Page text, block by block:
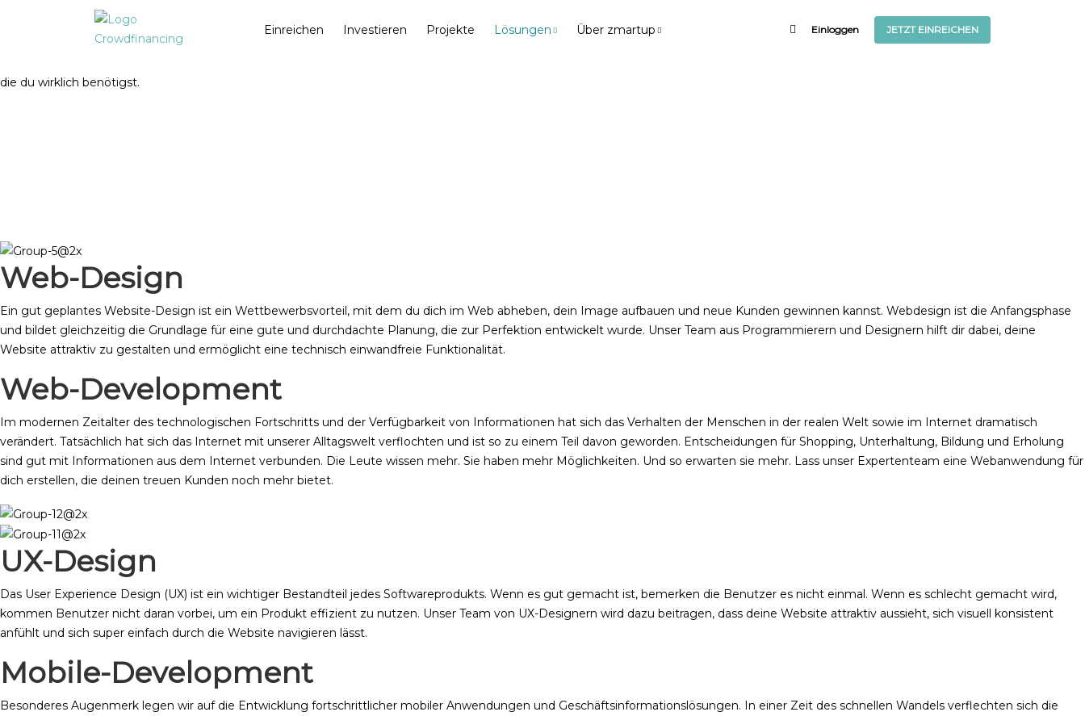
Crowdfinancing
Einreichen Investieren Projekte Lösungen Über zmartup Einloggen JETZT EINREICHEN
We got your back!
die du wirklich benötigst.
Web-Design
Ein gut geplantes Website-Design ist ein Wettbewerbsvorteil, mit dem du dich im Web abheben, dein Image aufbauen und neue Kunden gewinnen kannst. Webdesign ist die Anfangsphase
und bildet gleichzeitig die Grundlage für eine gute und durchdachte Planung, die zur Perfektion entwickelt wurde. Unser Team aus Programmierern und Designern hilft dir dabei, deine
Website attraktiv zu gestalten und ermöglicht eine technisch einwandfreie Funktionalität.
Web-Development
Im modernen Zeitalter des technologischen Fortschritts und der Verfügbarkeit von Informationen hat sich das Verhalten der Menschen in der realen Welt sowie im Internet dramatisch
verändert. Tatsächlich hat sich das Internet mit unserer Alltagswelt verflochten und ist so zu einem Teil davon geworden. Entscheidungen für Shopping, Unterhaltung, Bildung und Erholung
sind gut mit Informationen aus dem Internet verbunden. Die Leute wissen mehr. Sie haben mehr Möglichkeiten. Und so erwarten sie mehr. Lass unser Expertenteam eine Webanwendung für
dich erstellen, die deinen treuen Kunden noch mehr bietet.
UX-Design
Das User Experience Design (UX) ist ein wichtiger Bestandteil jedes Softwareprodukts. Wenn es gut gemacht ist, bemerken die Benutzer es nicht einmal. Wenn es schlecht gemacht wird,
kommen Benutzer nicht daran vorbei, um ein Produkt effizient zu nutzen. Unser Team von UX-Designern wird dazu beitragen, dass deine Website attraktiv aussieht, sich visuell konsistent
anfühlt und sich super einfach durch die Website navigieren lässt.
Mobile-Development
Besonderes Augenmerk legen wir auf die Entwicklung fortschrittlicher mobiler Anwendungen und Geschäftsinformationslösungen. In einer Zeit des schnellen Wandels verflechten sich die